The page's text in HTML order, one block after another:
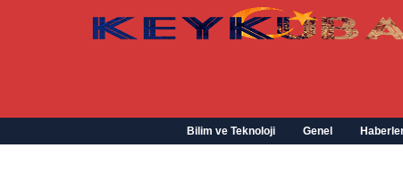
Bilim ve Teknoloji Genel